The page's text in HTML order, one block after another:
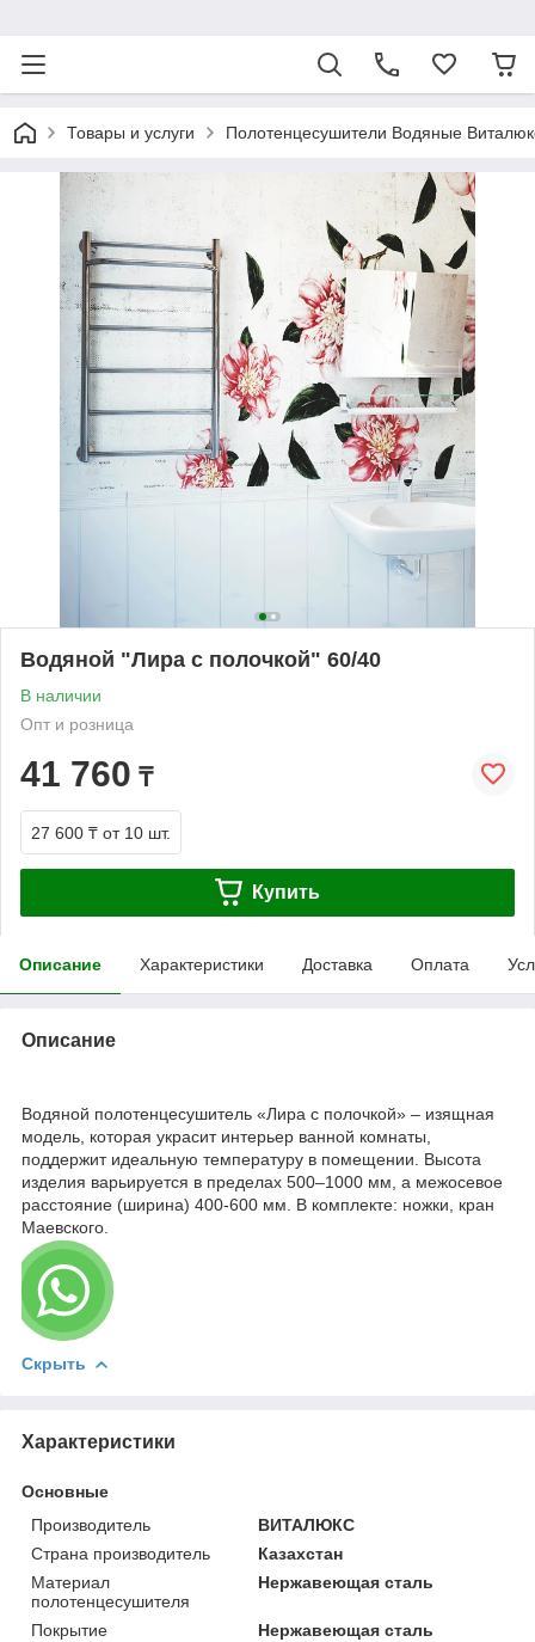
Товары и услуги Полотенцесушители Водяные
Водяной "Лира с полочкой" 60/40
В наличии
Опт и розница
41 760 ₸
27 600 ₸ от 10 шт.
Купить
Описание Характеристики Доставка Оплата
Описание
Водяной полотенцесушитель «Лира с полочкой» – изящная
модель, которая украсит интерьер ванной комнаты,
поддержит идеальную температуру в помещении. Высота
изделия варьируется в пределах 500–1000 мм, а межосевое
расстояние (ширина) 400-600 мм. В комплекте: ножки, кран
Маевского.
Скрыть
Характеристики
Основные
Производитель
ВИТАЛЮКС
Страна производитель
Казахстан
Материал
полотенцесушителя
Нержавеющая сталь
Покрытие
Нержавеющая сталь